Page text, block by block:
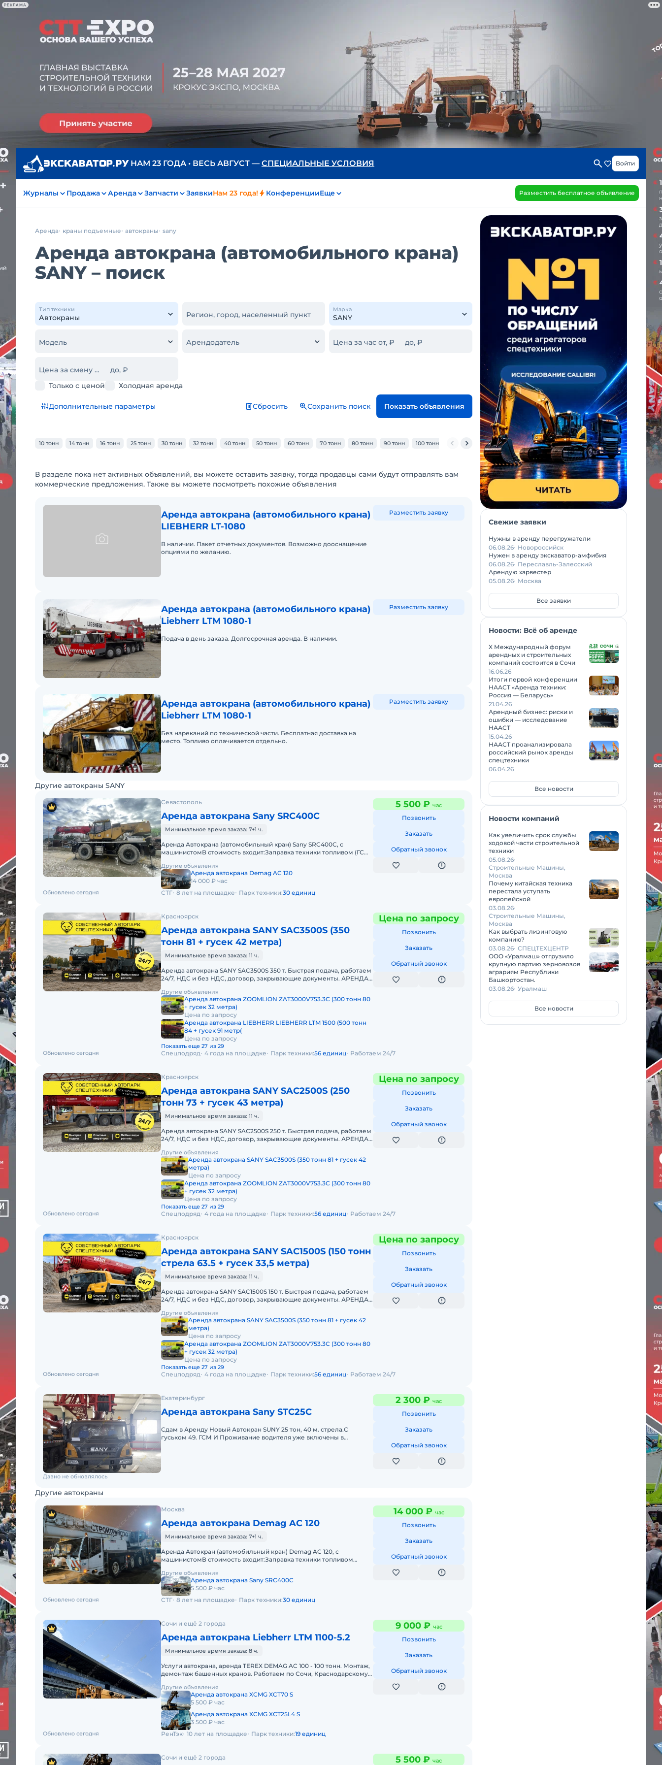
РЕКЛАМА
НАМ 23 ГОДА • ВЕСЬ АВГУСТ — СПЕЦИАЛЬНЫЕ УСЛОВИЯ Войти
Журналы Продажа Аренда Запчасти ЗаявкиНам 23 года! КонференцииЕще Разместить бесплатное объявление
Аренда краны подъемные автокраны sany
Аренда автокрана (автомобильного крана)
SANY – поиск
Тип техники
Регион, город, населенный пункт
Марка
Модель Арендодатель Цена за час от, ₽ до, ₽
Цена за смену от, ₽
до, ₽
Только с ценой
Холодная аренда
Дополнительные параметры Сбросить Сохранить поиск Показать объявления
10 тонн 14 тонн 16 тонн 25 тонн 30 тонн 32 тонн 40 тонн 50 тонн 60 тонн 70 тонн 80 тонн 90 тонн 100 тонн 150 тонн 160 тонн 200 тонн 250 тонн 300 тонн 350 тонн
В разделе пока нет активных объявлений, вы можете оставить заявку, тогда продавцы сами будут отправлять вам
коммерческие предложения. Также вы можете посмотреть похожие объявления
Аренда автокрана (автомобильного крана)
LIEBHERR LT-1080
В наличии. Пакет отчетных документов. Возможно дооснащение
опциями по желанию.
Разместить заявку
Аренда автокрана (автомобильного крана)
Liebherr LTM 1080-1
Подача в день заказа. Долгосрочная аренда. В наличии.
Разместить заявку
Аренда автокрана (автомобильного крана)
Liebherr LTM 1080-1
Без нареканий по технической части. Бесплатная доставка на
место. Топливо оплачивается отдельно.
Разместить заявку
Другие автокраны SANY
Севастополь
Аренда автокрана Sany SRC400C
Минимальное время заказа: 7+1 ч.
Apeнда Автокрана (автомобильный кран) Sany SRC400C, с
машинистомВ стоимость входит:Заправка техники топливом (ГСМ)
Другие объявления
Аренда автокрана Demag AC 120
14 000 ₽ час
5 500 ₽ час
Позвонить
Заказать
Обратный звонок
Обновлено сегодня СТГ 8 лет на площадке Парк техники:30 единиц
Красноярск
Аренда автокрана SANY SAC3500S (350
тонн 81 + гусек 42 метра)
Минимальное время заказа: 11 ч.
Аренда автокрана SANY SAC3500S 350 т. Быстрая подача, работаем
24/7, НДС и без НДС, договор, закрывающие документы. АРЕНДА
Другие объявления
Аренда автокрана ZOOMLION ZAT3000V753.3C (300 тонн 80
+ гусек 32 метра)
Цена по запросу
Аренда автокрана LIEBHERR LIEBHERR LTM 1500 (500 тонн
84 + гусек 91 метр(
Цена по запросу
Показать еще 27 из 29
Цена по запросу
Позвонить
Заказать
Обратный звонок
Обновлено сегодня Спецподряд 4 года на площадке Парк техники:56 единиц Работаем 24/7
Красноярск
Аренда автокрана SANY SAC2500S (250
тонн 73 + гусек 43 метра)
Минимальное время заказа: 11 ч.
Аренда автокрана SANY SAC2500S 250 т. Быстрая подача, работаем
24/7, НДС и без НДС, договор, закрывающие документы. АРЕНДА
Другие объявления
Аренда автокрана SANY SAC3500S (350 тонн 81 + гусек 42
метра)
Цена по запросу
Аренда автокрана ZOOMLION ZAT3000V753.3C (300 тонн 80
+ гусек 32 метра)
Цена по запросу
Показать еще 27 из 29
Цена по запросу
Позвонить
Заказать
Обратный звонок
Обновлено сегодня Спецподряд 4 года на площадке Парк техники:56 единиц Работаем 24/7
Красноярск
Аренда автокрана SANY SAC1500S (150 тонн
стрела 63.5 + гусек 33,5 метра)
Минимальное время заказа: 11 ч.
Аренда автокрана SANY SAC1500S 150 т. Быстрая подача, работаем
24/7, НДС и без НДС, договор, закрывающие документы. АРЕНДА
Другие объявления
Аренда автокрана SANY SAC3500S (350 тонн 81 + гусек 42
метра)
Цена по запросу
Аренда автокрана ZOOMLION ZAT3000V753.3C (300 тонн 80
+ гусек 32 метра)
Цена по запросу
Показать еще 27 из 29
Цена по запросу
Позвонить
Заказать
Обратный звонок
Обновлено сегодня Спецподряд 4 года на площадке Парк техники:56 единиц Работаем 24/7
Екатеринбург
Аренда автокрана Sany STC25C
Сдам в Аренду Новый Автокран SUNY 25 тон, 40 м. стрела.С
гуськом 49. ГСМ И Проживание водителя уже включены в
2 300 ₽ час
Позвонить
Заказать
Обратный звонок
Давно не обновлялось
Другие автокраны
Москва
Аренда автокрана Demag AC 120
Минимальное время заказа: 7+1 ч.
Apeнда Автокран (автомобильный кран) Demag AC 120, с
машинистомВ стоимость входит:Заправка техники топливом
Другие объявления
Аренда автокрана Sany SRC400C
5 500 ₽ час
14 000 ₽ час
Позвонить
Заказать
Обратный звонок
Обновлено сегодня СТГ 8 лет на площадке Парк техники:30 единиц
Сочи и ещё 2 города
Аренда автокрана Liebherr LTM 1100-5.2
Минимальное время заказа: 8 ч.
Услуги автокрана, аренда TEREX DEMAG AC 100 - 100 тонн. Монтаж,
демонтаж башенных кранов. Работаем по Сочи, Краснодарскому
Другие объявления
Аренда автокрана XCMG XCT70 S
5 500 ₽ час
Аренда автокрана XCMG XCT25L4 S
3 500 ₽ час
9 000 ₽ час
Позвонить
Заказать
Обратный звонок
Обновлено сегодня РенТэк 10 лет на площадке Парк техники:19 единиц
Сочи и ещё 2 города 5 500 ₽ час
Свежие заявки
Нужны в аренду перегружатели
06.08.26 Новороссийск
Нужен в аренду экскаватор-амфибия
06.08.26 Переславль-Залесский
Арендую харвестер
05.08.26 Москва
Все заявки
Новости: Всё об аренде
X Международный форум
арендных и строительных
компаний состоится в Сочи
16.06.26
Итоги первой конференции
НААСТ «Аренда техники:
Россия — Беларусь»
21.04.26
Арендный бизнес: риски и
ошибки — исследование
НААСТ
15.04.26
НААСТ проанализировала
российский рынок аренды
спецтехники
06.04.26
Все новости
Новости компаний
Как увеличить срок службы
ходовой части строительной
техники
05.08.26
Строительные Машины,
Москва
Почему китайская техника
перестала уступать
европейской
03.08.26
Строительные Машины,
Москва
Как выбрать лизинговую
компанию?
03.08.26 СПЕЦТЕХЦЕНТР
ООО «Уралмаш» отгрузило
крупную партию зерновозов
аграриям Республики
Башкортостан.
03.08.26 Уралмаш
Все новости